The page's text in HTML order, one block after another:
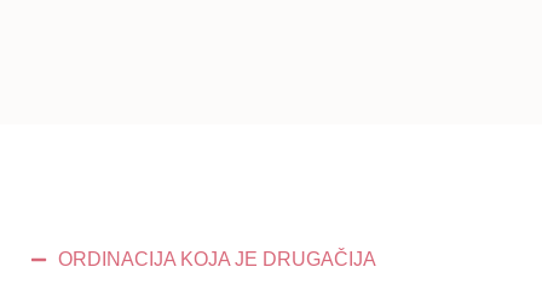
ORDINACIJA KOJA JE DRUGAČIJA